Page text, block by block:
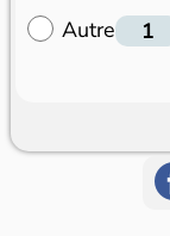
Autre